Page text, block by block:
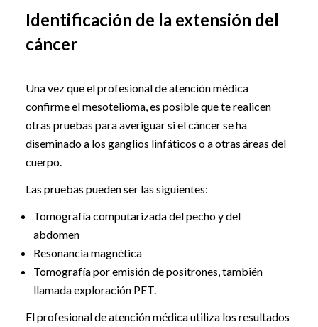
Identificación de la extensión del
cáncer
Una vez que el profesional de atención médica
confirme el mesotelioma, es posible que te realicen
otras pruebas para averiguar si el cáncer se ha
diseminado a los ganglios linfáticos o a otras áreas del
cuerpo.
Las pruebas pueden ser las siguientes:
Tomografía computarizada del pecho y del
abdomen
Resonancia magnética
Tomografía por emisión de positrones, también
llamada exploración PET.
El profesional de atención médica utiliza los resultados